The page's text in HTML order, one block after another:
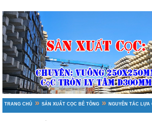
TRANG CHỦ » SẢN XUẤT CỌC BÊ TÔNG » NGUYÊN TẮC LỰA